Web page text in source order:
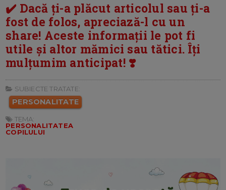
✔️ Dacă ți-a plăcut articolul sau ți-a
fost de folos, apreciază-l cu un
share! Aceste informații le pot fi
utile și altor mămici sau tătici. Îți
mulțumim anticipat! ❣️
SUBIECTE TRATATE:
PERSONALITATE
TEMA:
PERSONALITATEA
COPILULUI